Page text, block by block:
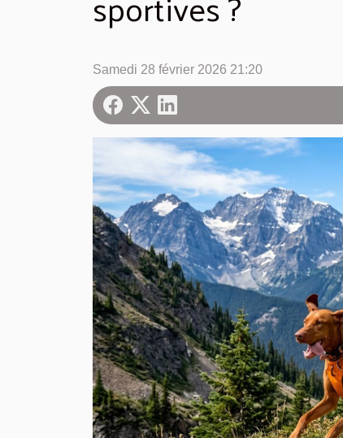
Samedi 28 février 2026 21:20